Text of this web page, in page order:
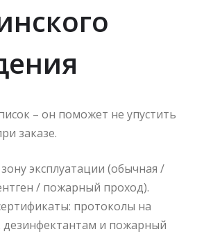
– он поможет не упустить
заказе.
эксплуатации (обычная /
/ пожарный проход).
протоколы на
дезинфектантам и пожарный